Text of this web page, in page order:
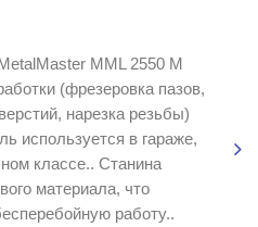
MML 2550 M
(фрезеровка пазов,
нарезка резьбы)
используется в гараже,
классе.. Станина
материала, что
работу..